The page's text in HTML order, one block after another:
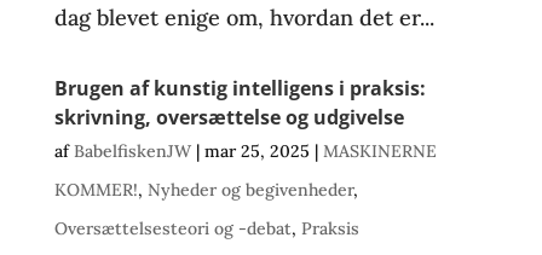
dag blevet enige om, hvordan det er...
Brugen af kunstig intelligens i praksis:
skrivning, oversættelse og udgivelse
afBabelfiskenJW| mar 25, 2025 | MASKINERNE
KOMMER!, Nyheder og begivenheder,
Oversættelsesteori og -debat, Praksis